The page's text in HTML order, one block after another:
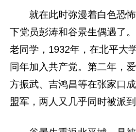
就在此时弥漫着白色恐
下党员彭涛和谷景生偶遇了
老同学，1932年，在北平大
同年加入共产党。第二年，爱
方振武、吉鸿昌等在张家口
盟军，两人又几乎同时被派到